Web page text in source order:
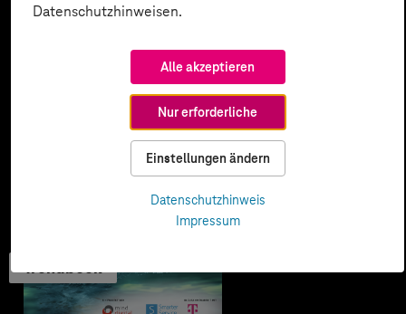
Datenschutzhinweisen.
Alle akzeptieren
Nur erforderliche
Einstellungen ändern
Datenschutzhinweis
Impressum
Trendbook